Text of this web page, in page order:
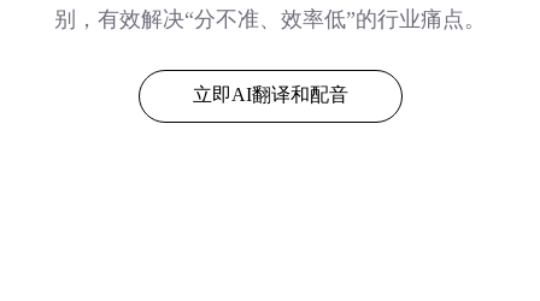
别，有效解决“分不准、效率低”的行业痛点。
立即AI翻译和配音